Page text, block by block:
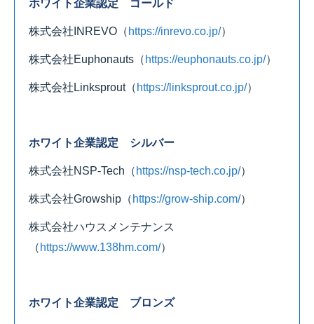
ホワイト企業認定 ゴールド
株式会社INREVO （ https://inrevo.co.jp/）
株式会社Euphonauts （ https://euphonauts.co.jp/）
株式会社Linksprout（ https://linksprout.co.jp/）
ホワイト企業認定 シルバー
株式会社NSP-Tech （ https://nsp-tech.co.jp/）
株式会社Growship （ https://grow-ship.com/）
株式会社ハウスメンテナンス
（ https://www.138hm.com/）
ホワイト企業認定 ブロンズ